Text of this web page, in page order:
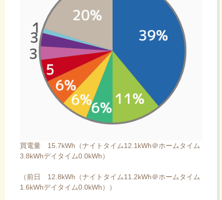
買電量 15.7kWh（ナイトタイム12.1kWh＠ホームタイム
3.8kWhデイタイム0.0kWh）
（前日 12.8kWh（ナイトタイム11.2kWh＠ホームタイム
1.6kWhデイタイム0.0kWh））